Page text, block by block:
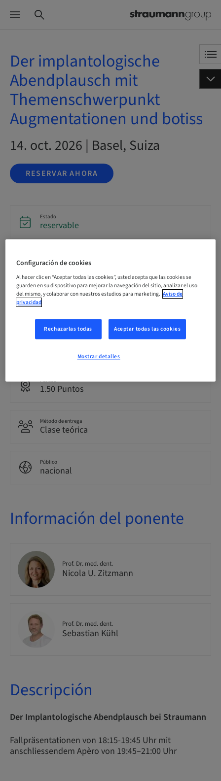
Der implantologische
Abendplausch mit
Themenschwerpunkt
Augmentationen und botiss
14. oct. 2026 | Basel, Suiza
RESERVAR AHORA
Estado
reservable
13. oct. 2026 (UTC+1)
Precio por participante (se aplican impuestos locales)
CHF 0.00
Idioma
Puntos
1.50 Puntos
Método de entrega
Clase teórica
Público
nacional
Información del ponente
Prof. Dr. med. dent.
Nicola U. Zitzmann
Prof. Dr. med. dent.
Sebastian Kühl
Descripción
Der Implantologische Abendplausch bei Straumann
Fallpräsentationen von 18:15-19:45 Uhr mit
anschliessendem Apèro von 19:45–21:00 Uhr
Configuración de cookies
Al hacer clic en “Aceptar todas las cookies”, usted acepta que las cookies se
guarden en su dispositivo para mejorar la navegación del sitio, analizar el uso
del mismo, y colaborar con nuestros estudios para marketing. Aviso de
privacidad
Rechazarlas todas Aceptar todas las cookies
Mostrar detalles